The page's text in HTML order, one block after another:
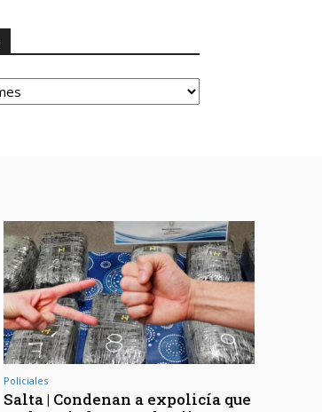
Policiales
Salta | Condenan a expolicía que